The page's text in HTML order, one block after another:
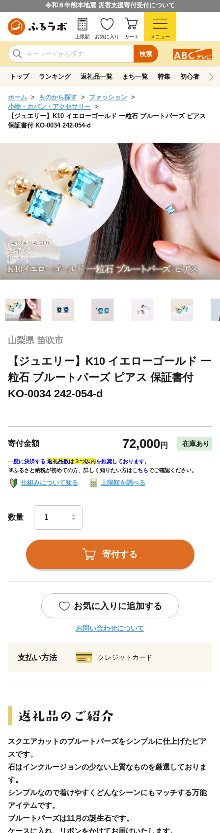
令和８年熊本地震 災害支援寄付受付について
検索
上限額 お気に入り カート メニュー
トップ ランキング 返礼品一覧 まち一覧 特集 初心者ガイド
ホーム ものから探す
ファッション
小物・カバン・アクセサリー
【ジュエリー】K10 イエローゴールド 一粒石 ブルートパーズ ピアス
保証書付 KO-0034 242-054-d
山梨県 笛吹市
【ジュエリー】K10 イエローゴールド 一
粒石 ブルートパーズ ピアス 保証書付
KO-0034 242-054-d
寄付金額 72,000円 在庫あり
一度に決済する 返礼品数は３つ以内を推奨しております。
🔰ふるさと納税が初めての方、詳しく知りたい方はこちらでご確認ください。
仕組みについて知る 上限額を調べる
数量
寄付する
お気に入りに追加する
お問い合わせについて
支払い方法 クレジットカード
スクエアカットのブルートパーズをシンプルに仕上げたピア
スです。
石はインクルージョンの少ない上質なものを厳選しておりま
す。
シンプルなので着けやすくどんなシーンにもマッチする万能
アイテムです。
ブルートパーズは11月の誕生石です。
ケースに入れ、リボンをかけてお届けいたします。